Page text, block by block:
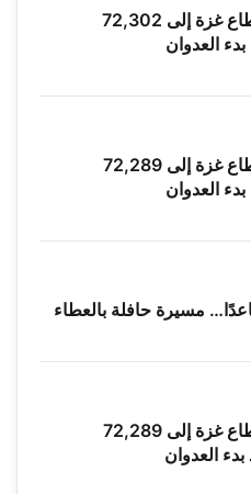
ارتفاع حصيلة الشهداء في قطاع غزة إلى 72,302
ارتفاع حصيلة الشهداء في قطاع غزة إلى 72,289
مسيرة حافلة بالعطاء
ارتفاع حصيلة الشهداء في قطاع غزة إلى 72,289